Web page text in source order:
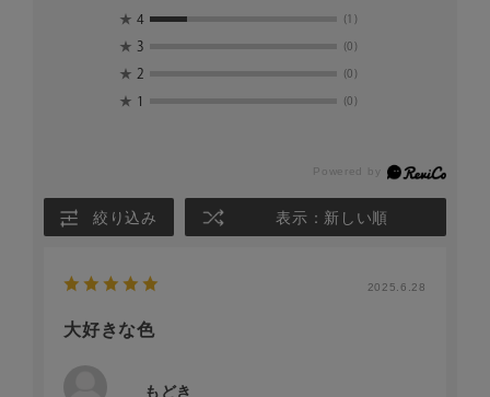
★ 4 (1)
★ 3 (0)
★ 2 (0)
★ 1 (0)
絞り込み 表示：新しい順
2025.6.28
大好きな色
もどき